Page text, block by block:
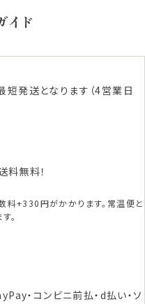
ド
短発送となります（4営業日
料無料！
+330円がかかります。常温便と
。
・コンビニ前払・d払い・ソ